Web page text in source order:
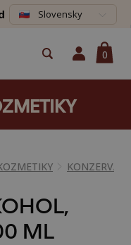
Slovensky
0
ML